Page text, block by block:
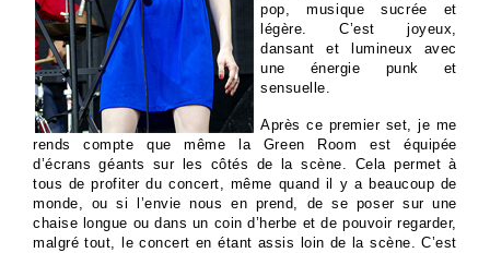
pop, musique sucrée et
légère. C’est joyeux,
dansant et lumineux avec
une énergie punk et
sensuelle.
Après ce premier set, je me
rends compte que même la Green Room est équipée
d’écrans géants sur les côtés de la scène. Cela permet à
tous de profiter du concert, même quand il y a beaucoup de
monde, ou si l’envie nous en prend, de se poser sur une
chaise longue ou dans un coin d’herbe et de pouvoir regarder,
malgré tout, le concert en étant assis loin de la scène. C’est